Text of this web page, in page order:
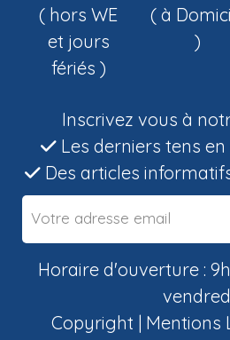
( hors WE
et jours
fériés )
( à
)
Inscrivez vous à
Les derniers tens
Des articles
Horaire d'ouverture :
Copyright | Mentions